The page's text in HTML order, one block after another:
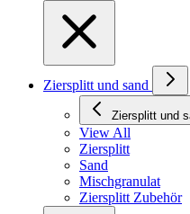
Ziersplitt und sand
Ziersplitt und
View All
Ziersplitt
Sand
Mischgranulat
Ziersplitt Zubehör